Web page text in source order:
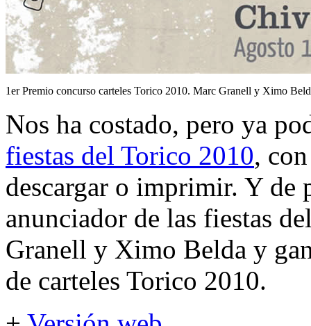
1er Premio concurso carteles Torico 2010. Marc Granell y Ximo
Nos ha costado, pero ya
fiestas del Torico 2010,
descargar o imprimir. Y de
anunciador de las fiestas
Granell y Ximo Belda y
de carteles Torico 2010.